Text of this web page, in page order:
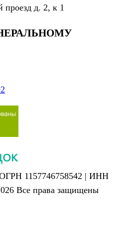
д. 2, к 1
1157746758542 | ИНН
Все права защищены